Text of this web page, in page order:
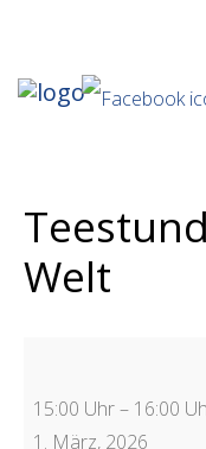
Forschung
Über uns
Welt
15:00 Uhr– 16:00
1. März, 2026